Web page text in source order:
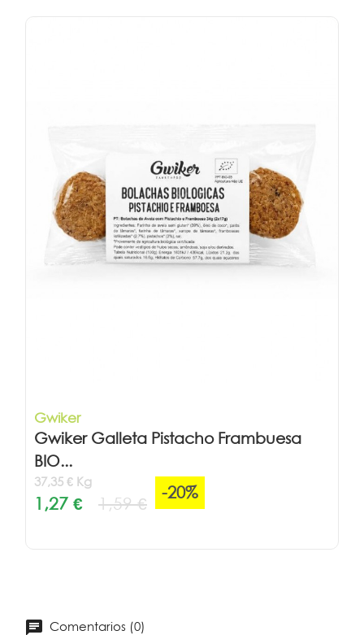
Gwiker
Gwiker Galleta Pistacho Frambuesa
BIO...
37,35 € Kg
1,27 € 1,59 €
-20%
Comentarios (0)